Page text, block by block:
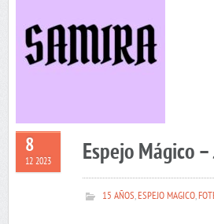
8
12 2023 Espejo Mágico
15 AÑOS,ESPEJO MAGICO,